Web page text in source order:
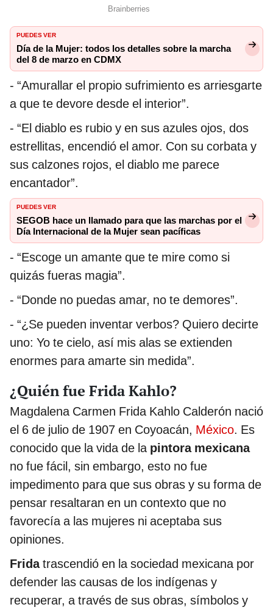
PUEDES VER
Día de la Mujer: todos los detalles sobre la marcha
del 8 de marzo en CDMX
- “Amurallar el propio sufrimiento es arriesgarte
a que te devore desde el interior”.
- “El diablo es rubio y en sus azules ojos, dos
estrellitas, encendió el amor. Con su corbata y
sus calzones rojos, el diablo me parece
encantador”.
PUEDES VER
SEGOB hace un llamado para que las marchas por el
Día Internacional de la Mujer sean pacíficas
- “Escoge un amante que te mire como si
quizás fueras magia”.
- “Donde no puedas amar, no te demores”.
- “¿Se pueden inventar verbos? Quiero decirte
uno: Yo te cielo, así mis alas se extienden
enormes para amarte sin medida”.
¿Quién fue Frida Kahlo?
Magdalena Carmen Frida Kahlo Calderón nació
el 6 de julio de 1907 en Coyoacán, México. Es
conocido que la vida de la pintora mexicana
no fue fácil, sin embargo, esto no fue
impedimento para que sus obras y su forma de
pensar resaltaran en un contexto que no
favorecía a las mujeres ni aceptaba sus
opiniones.
Fridatrascendió en la sociedad mexicana por
defender las causas de los indígenas y
recuperar, a través de sus obras, símbolos y